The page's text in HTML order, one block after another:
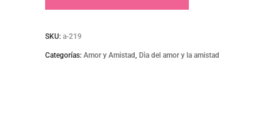
SKU: a-219
Categorías: Amor y Amistad, Dìa del amor y la amistad